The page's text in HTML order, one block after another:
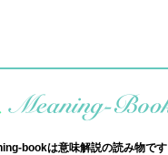
bookは意味解説の読み物です